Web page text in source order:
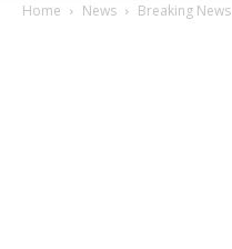
Home News Breaking News